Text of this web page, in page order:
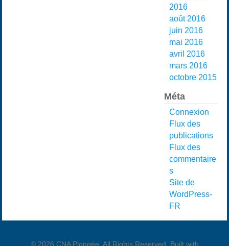
2016
août 2016
juin 2016
mai 2016
avril 2016
mars 2016
octobre 2015
Méta
Connexion
Flux des
publications
Flux des
commentaire
s
Site de
WordPress-
FR
© 2026 CNA Plongée. All Rights Reserved. Built with